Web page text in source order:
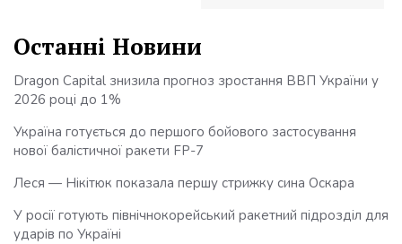
Останні Новини
Dragon Capital знизила прогноз зростання ВВП України у
2026 році до 1%
Україна готується до першого бойового застосування
нової балістичної ракети FP-7
Леся — Нікітюк показала першу стрижку сина Оскара
У росії готують північнокорейський ракетний підрозділ для
ударів по Україні